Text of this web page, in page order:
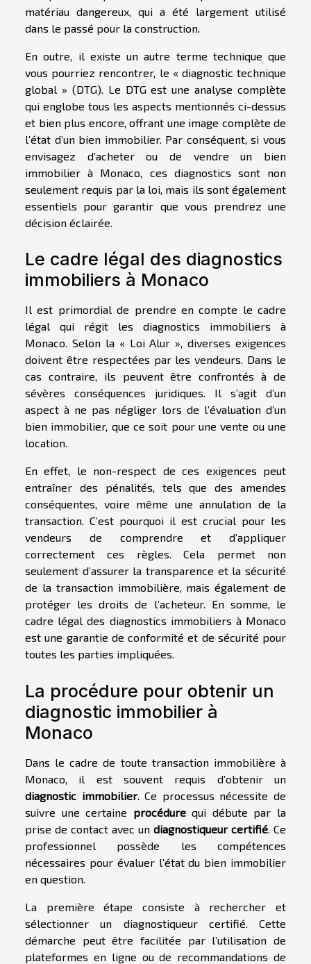
matériau dangereux, qui a été largement utilisé
dans le passé pour la construction.
En outre, il existe un autre terme technique que
vous pourriez rencontrer, le « diagnostic technique
global » (DTG). Le DTG est une analyse complète
qui englobe tous les aspects mentionnés ci-dessus
et bien plus encore, offrant une image complète de
l’état d’un bien immobilier. Par conséquent, si vous
envisagez d’acheter ou de vendre un bien
immobilier à Monaco, ces diagnostics sont non
seulement requis par la loi, mais ils sont également
essentiels pour garantir que vous prendrez une
décision éclairée.
Le cadre légal des diagnostics
immobiliers à Monaco
Il est primordial de prendre en compte le cadre
légal qui régit les diagnostics immobiliers à
Monaco. Selon la « Loi Alur », diverses exigences
doivent être respectées par les vendeurs. Dans le
cas contraire, ils peuvent être confrontés à de
sévères conséquences juridiques. Il s’agit d’un
aspect à ne pas négliger lors de l’évaluation d’un
bien immobilier, que ce soit pour une vente ou une
location.
En effet, le non-respect de ces exigences peut
entraîner des pénalités, tels que des amendes
conséquentes, voire même une annulation de la
transaction. C’est pourquoi il est crucial pour les
vendeurs de comprendre et d’appliquer
correctement ces règles. Cela permet non
seulement d’assurer la transparence et la sécurité
de la transaction immobilière, mais également de
protéger les droits de l’acheteur. En somme, le
cadre légal des diagnostics immobiliers à Monaco
est une garantie de conformité et de sécurité pour
toutes les parties impliquées.
La procédure pour obtenir un
diagnostic immobilier à
Monaco
Dans le cadre de toute transaction immobilière à
Monaco, il est souvent requis d’obtenir un
diagnostic immobilier. Ce processus nécessite de
suivre une certaine procédurequi débute par la
prise de contact avec un diagnostiqueur certifié . Ce
professionnel possède les compétences
nécessaires pour évaluer l’état du bien immobilier
en question.
La première étape consiste à rechercher et
sélectionner un diagnostiqueur certifié. Cette
démarche peut être facilitée par l’utilisation de
plateformes en ligne ou de recommandations de